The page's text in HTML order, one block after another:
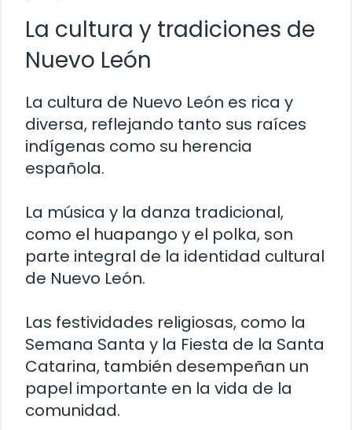
La cultura y tradiciones de
Nuevo León
La cultura de Nuevo León es rica y
diversa, reflejando tanto sus raíces
indígenas como su herencia
española.
La música y la danza tradicional,
como el huapango y el polka, son
parte integral de la identidad cultural
de Nuevo León.
Las festividades religiosas, como la
Semana Santa y la Fiesta de la Santa
Catarina, también desempeñan un
papel importante en la vida de la
comunidad.